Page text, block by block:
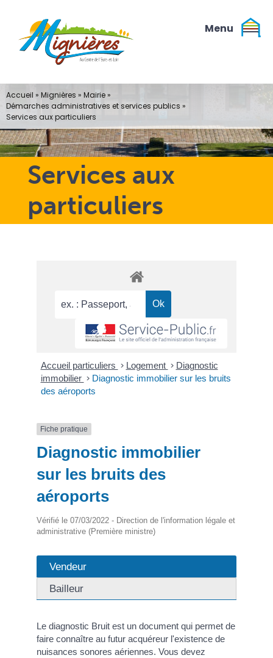
contenu
Services aux
particuliers
Accueil » Mignières » Mairie»
Démarches administratives et services publics »
Services aux particuliers
Accueil particuliers > Logement > Diagnostic
immobilier > Diagnostic immobilier sur les bruits
des aéroports
Fiche pratique
Diagnostic immobilier
sur les bruits des
aéroports
Vérifié le 07/03/2022 - Direction de l'information légale et
administrative (Première ministre)
Vendeur
Bailleur
Le diagnostic Bruit est un document qui permet de
faire connaître au futur acquéreur l'existence de
nuisances sonores aériennes. Vous devez